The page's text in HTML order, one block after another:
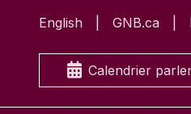
English GNB.ca
Calendrier